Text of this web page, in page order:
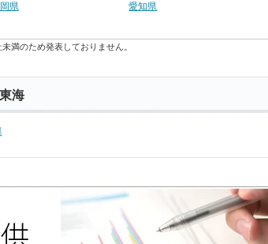
県
愛知県
満のため発表しておりません。
海